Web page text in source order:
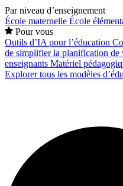
Par niveau d’enseignement
École maternelle École
Pour vous
Outils d’IA pour l’éducation
de simplifier la planification de
enseignants Matériel
Explorer tous les modèles